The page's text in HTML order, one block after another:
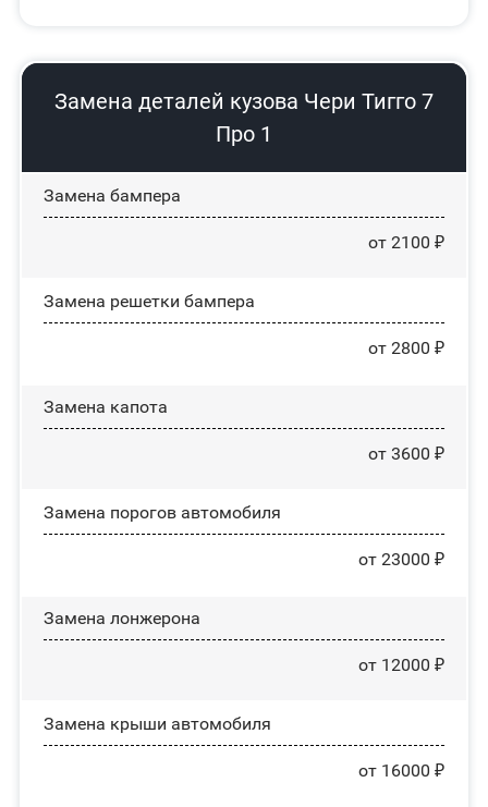
Замена деталей кузова Чери Тигго 7
Про 1
Замена бампера
от 2100 ₽
Замена решетки бампера
от 2800 ₽
Замена капота
от 3600 ₽
Замена порогов автомобиля
от 23000 ₽
Замена лонжерона
от 12000 ₽
Замена крыши автомобиля
от 16000 ₽